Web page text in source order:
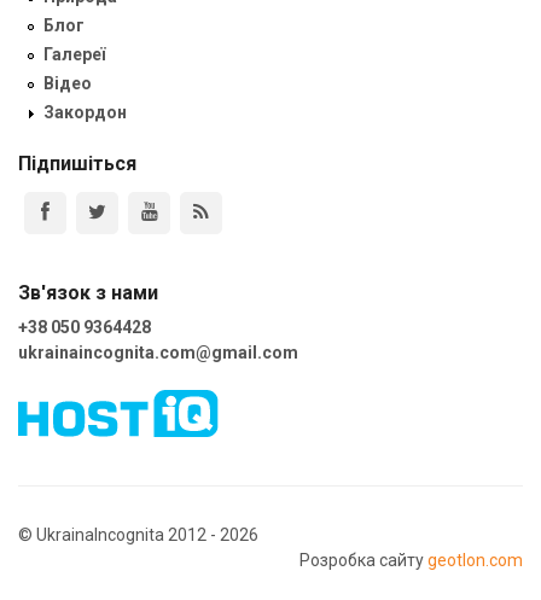
Блог
Галереї
Відео
Закордон
Підпишіться
Зв'язок з нами
+38 050 9364428
ukrainaincognita.com@gmail.com
© UkrainaIncognita 2012 - 2026
Розробка сайтуgeotlon.com